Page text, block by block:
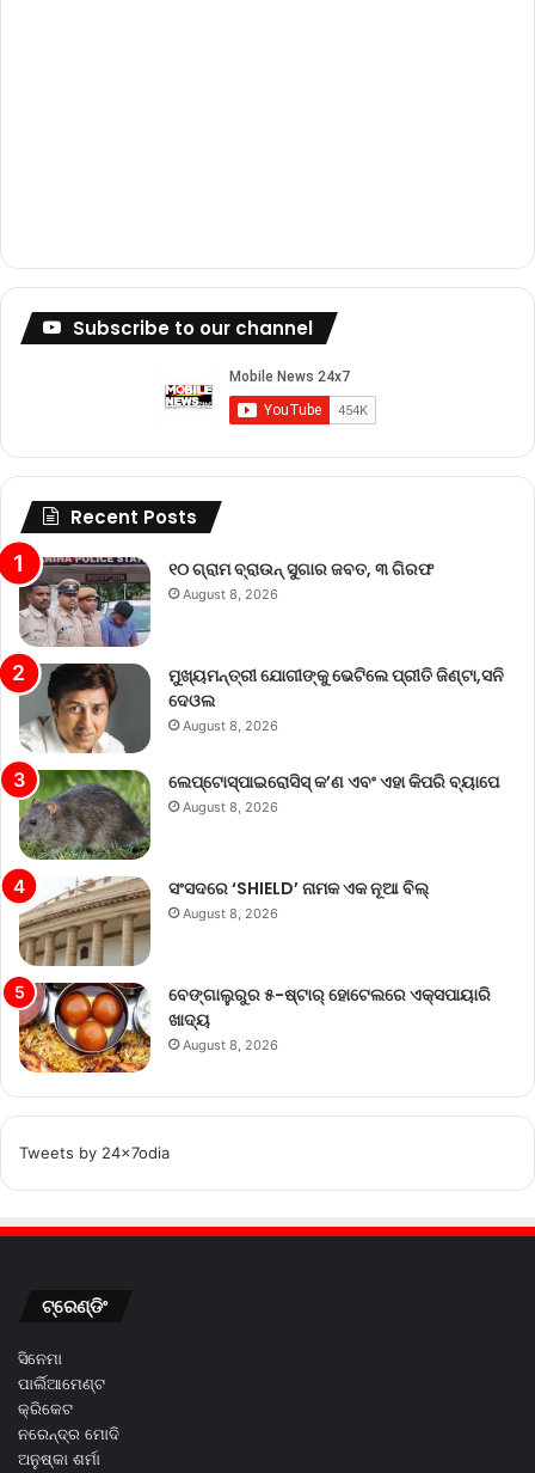
Subscribe to our channel
Recent Posts
୧୦ ଗ୍ରାମ ବ୍ରାଉନ୍ ସୁଗାର ଜବତ, ୩ ଗିରଫ
August 8, 2026
ମୁଖ୍ୟମନ୍ତ୍ରୀ ଯୋଗୀଙ୍କୁ ଭେଟିଲେ ପ୍ରୀତି ଜିଣ୍ଟା,ସନି
ଦେଓଲ
August 8, 2026
ଲେପ୍ଟୋସ୍ପାଇରୋସିସ୍ କ’ଣ ଏବଂ ଏହା କିପରି ବ୍ୟାପେ
August 8, 2026
ସଂସଦରେ ‘SHIELD’ ନାମକ ଏକ ନୂଆ ବିଲ୍
August 8, 2026
ବେଙ୍ଗାଲୁରୁର ୫-ଷ୍ଟାର୍ ହୋଟେଲରେ ଏକ୍ସପାୟାରି
ଖାଦ୍ୟ
August 8, 2026
Tweets by 24x7odia
ଟ୍ରେଣ୍ଡିଂ
ସିନେମା
ପାର୍ଲିଆମେଣ୍ଟ
କ୍ରିକେଟ
ନରେନ୍ଦ୍ର ମୋଦି
ଅନୁଷ୍କା ଶର୍ମା